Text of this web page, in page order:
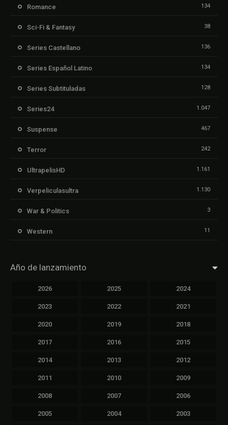
Romance 134
Sci-Fi & Fantasy 38
Series Castellano 136
Series Español Latino 134
Series Subtituladas 128
Series24 1.047
Suspense 467
Terror 242
UltrapelisHD 1.161
Verpeliculasultra 1.130
War & Politics 3
Western 11
Año de lanzamiento
2026 2025 2024
2023 2022 2021
2020 2019 2018
2017 2016 2015
2014 2013 2012
2011 2010 2009
2008 2007 2006
2005 2004 2003